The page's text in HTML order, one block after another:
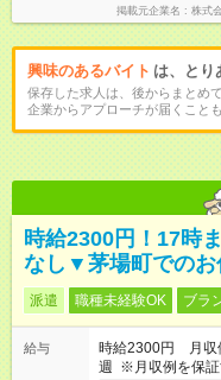
掲載元企業名 株式
興味のあるバイト は、とり
保存した求人は、後からまとめ
企業からアプローチが届くことも
時給2300円！17時
なし▼茅場町でのお
派遣 職種未経験OK ブラ
給与
時給2300円 月収
週 ※月収例を保証